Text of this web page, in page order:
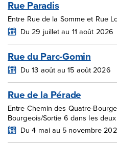
Rue Paradis
Entre Rue de la Somme et Rue
Du 29 juillet au 11 août 2026
Rue du Parc-Gomin
Du 13 août au 15 août 2026
Rue de la Pérade
Entre Chemin des Quatre-
Bourgeois/Sortie 6 dans les
Du 4 mai au 5 novembre